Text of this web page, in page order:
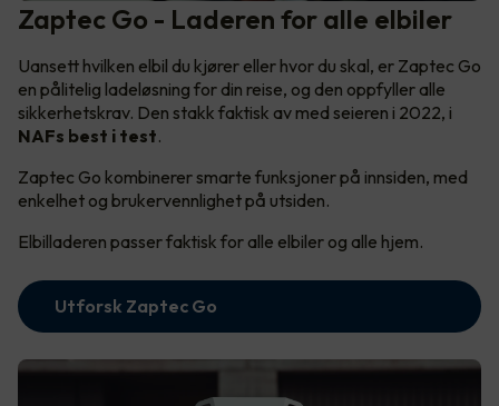
Zaptec Go - Laderen for alle elbiler
Uansett hvilken elbil du kjører eller hvor du skal, er Zaptec Go
en pålitelig ladeløsning for din reise, og den oppfyller alle
sikkerhetskrav. Den stakk faktisk av med seieren i 2022, i
NAFs best i test.
Zaptec Go kombinerer smarte funksjoner på innsiden, med
enkelhet og brukervennlighet på utsiden.
Elbilladeren passer faktisk for alle elbiler og alle hjem.
Utforsk Zaptec Go